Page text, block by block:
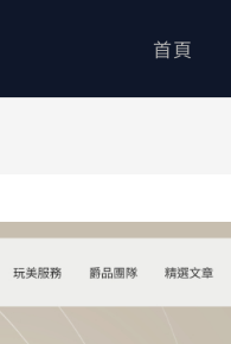
首頁